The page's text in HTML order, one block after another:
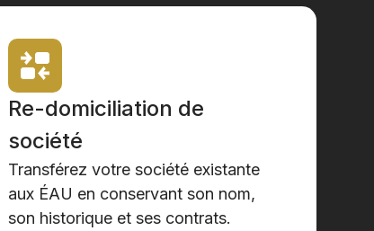
Re-domiciliation de
société
Transférez votre société existante
aux ÉAU en conservant son nom,
son historique et ses contrats.